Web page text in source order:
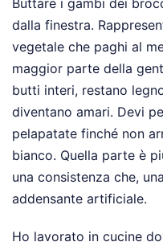
Buttare i gambi dei
dalla finestra.
vegetale che paghi al
maggior parte della
butti interi, restano
diventano amari. Devi
pelapatate finché non
bianco. Quella parte è
una consistenza che,
addensante artificiale.
Ho lavorato in cucine